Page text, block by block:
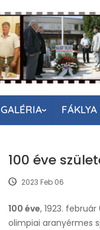
GALÉRIA
100 éve
2023 Feb 06
100 éve, 1923.
olimpiai aranyérmes